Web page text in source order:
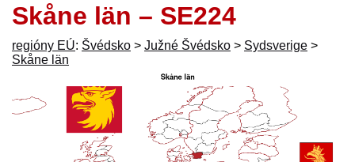
Skåne län – SE224
regióny EÚ: Švédsko > Južné Švédsko > Sydsverige >
Skåne län